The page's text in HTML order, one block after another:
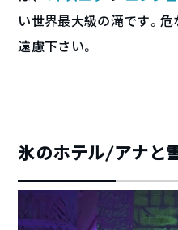
い世界最大級の滝です。
遠慮下さい。
氷のホテル/アナと